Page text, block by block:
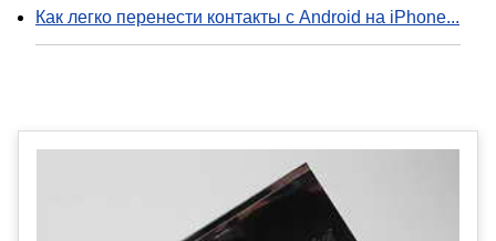
Как легко перенести контакты с Android на iPhone...